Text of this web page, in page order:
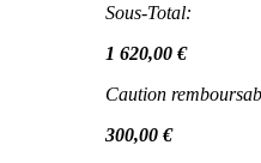
Sous-Total:
1 620,00 €
Caution
300,00 €